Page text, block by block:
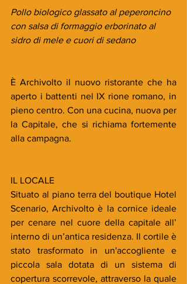
Pollo biologico glassato al peperoncino
con salsa di formaggio erborinato al
sidro di mele e cuori di sedano
È Archivolto il nuovo ristorante che ha
aperto i battenti nel IX rione romano, in
pieno centro. Con una cucina, nuova per
la Capitale, che si richiama fortemente
alla campagna.
IL LOCALE
Situato al piano terra del boutique Hotel
Scenario, Archivolto è la cornice ideale
per cenare nel cuore della capitale all’
interno di un’antica residenza. Il cortile è
stato trasformato in un'accogliente e
piccola sala dotata di un sistema di
copertura scorrevole, attraverso la quale